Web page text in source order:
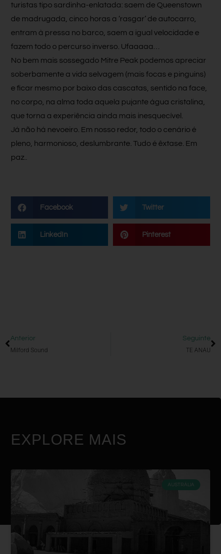
turistas tipo sardinha-enlatada: saem de Queenstown
de madrugada, cinco horas a ‘rasgar’ de autocarro,
entram à pressa no barco, saem a igual velocidade e
fazem todo o percurso inverso. Ufaaaaa…
No bem mais sossegado Mitre Peak podemos apreciar
soberbamente a vida selvagem (mais focas e pinguins)
e ficar mesmo por baixo das cascatas, sentido na face,
no corpo, na alma toda aquela pujante água cristalina,
que torna a experiência ainda mais inesquecível.
Já não há nevoeiro. Em nosso redor, todo o cenário é
pleno, harmonioso, deslumbrante. Tudo é êxtase. Em
paz..
Facebook Twitter
LinkedIn Pinterest
Anterior
Milford Sound
Seguinte
TE ANAU
EXPLORE MAIS
AUSTRÁLIA